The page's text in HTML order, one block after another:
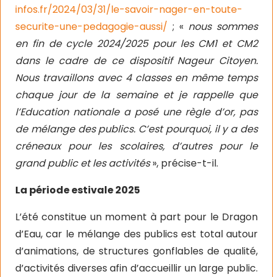
infos.fr/2024/03/31/le-savoir-nager-en-toute-
securite-une-pedagogie-aussi/ ; « nous sommes
en fin de cycle 2024/2025 pour les CM1 et CM2
dans le cadre de ce dispositif Nageur Citoyen.
Nous travaillons avec 4 classes en même temps
chaque jour de la semaine et je rappelle que
l’Education nationale a posé une règle d’or, pas
de mélange des publics. C’est pourquoi, il y a des
créneaux pour les scolaires, d’autres pour le
grand public et les activités», précise-t-il.
La période estivale 2025
L’été constitue un moment à part pour le Dragon
d’Eau, car le mélange des publics est total autour
d’animations, de structures gonflables de qualité,
d’activités diverses afin d’accueillir un large public.